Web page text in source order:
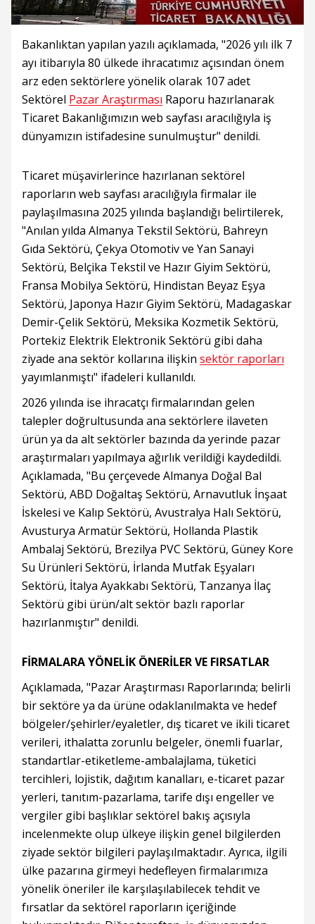
Bakanlıktan yapılan yazılı açıklamada, "2026 yılı ilk 7
ayı itibarıyla 80 ülkede ihracatımız açısından önem
arz eden sektörlere yönelik olarak 107 adet
Sektörel Pazar Araştırması Raporu hazırlanarak
Ticaret Bakanlığımızın web sayfası aracılığıyla iş
dünyamızın istifadesine sunulmuştur" denildi.
Ticaret müşavirlerince hazırlanan sektörel
raporların web sayfası aracılığıyla firmalar ile
paylaşılmasına 2025 yılında başlandığı belirtilerek,
"Anılan yılda Almanya Tekstil Sektörü, Bahreyn
Gıda Sektörü, Çekya Otomotiv ve Yan Sanayi
Sektörü, Belçika Tekstil ve Hazır Giyim Sektörü,
Fransa Mobilya Sektörü, Hindistan Beyaz Eşya
Sektörü, Japonya Hazır Giyim Sektörü, Madagaskar
Demir-Çelik Sektörü, Meksika Kozmetik Sektörü,
Portekiz Elektrik Elektronik Sektörü gibi daha
ziyade ana sektör kollarına ilişkin sektör raporları
yayımlanmıştı" ifadeleri kullanıldı.
2026 yılında ise ihracatçı firmalarından gelen
talepler doğrultusunda ana sektörlere ilaveten
ürün ya da alt sektörler bazında da yerinde pazar
araştırmaları yapılmaya ağırlık verildiği kaydedildi.
Açıklamada, "Bu çerçevede Almanya Doğal Bal
Sektörü, ABD Doğaltaş Sektörü, Arnavutluk İnşaat
İskelesi ve Kalıp Sektörü, Avustralya Halı Sektörü,
Avusturya Armatür Sektörü, Hollanda Plastik
Ambalaj Sektörü, Brezilya PVC Sektörü, Güney Kore
Su Ürünleri Sektörü, İrlanda Mutfak Eşyaları
Sektörü, İtalya Ayakkabı Sektörü, Tanzanya İlaç
Sektörü gibi ürün/alt sektör bazlı raporlar
hazırlanmıştır" denildi.
FİRMALARA YÖNELİK ÖNERİLER VE FIRSATLAR
Açıklamada, "Pazar Araştırması Raporlarında; belirli
bir sektöre ya da ürüne odaklanılmakta ve hedef
bölgeler/şehirler/eyaletler, dış ticaret ve ikili ticaret
verileri, ithalatta zorunlu belgeler, önemli fuarlar,
standartlar-etiketleme-ambalajlama, tüketici
tercihleri, lojistik, dağıtım kanalları, e-ticaret pazar
yerleri, tanıtım-pazarlama, tarife dışı engeller ve
vergiler gibi başlıklar sektörel bakış açısıyla
incelenmekte olup ülkeye ilişkin genel bilgilerden
ziyade sektör bilgileri paylaşılmaktadır. Ayrıca, ilgili
ülke pazarına girmeyi hedefleyen firmalarımıza
yönelik öneriler ile karşılaşılabilecek tehdit ve
fırsatlar da sektörel raporların içeriğinde